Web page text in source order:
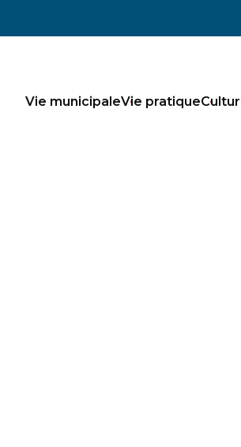
Vie municipaleVie pratique